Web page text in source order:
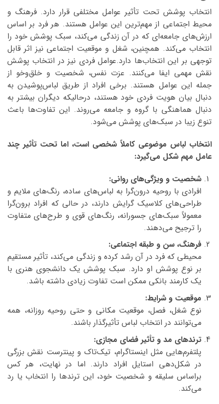
انتخاب پوشش تحت تأثیر عوامل مختلفی قرار دارد. فرهنگ و
محیط اجتماعی از مهم‌ترین این عوامل هستند. هر فرد بر اساس
ارزش‌های جامعه‌ای که در آن زندگی می‌کند، سبک پوشش خود را
انتخاب می‌کند. همچنین، شغل و موقعیت اجتماعی نیز اثر قابل
توجهی بر این انتخاب‌ها دارد.عوامل فردی نیز در انتخاب پوشش
نقش مهمی ایفا می‌کنند. عزت نفس، شخصیت و خلق‌و‌خو از
جمله این عوامل هستند. برخی افراد از طریق لباس‌پوشیدن به
دنبال بیان هویت فردی خود هستند، درحالیکه دیگران بیشتر به
دنبال هماهنگی با گروه و جامعه می‌روند. این تفاوت‌ها باعث
تنوع زیبا در سبک‌های پوشش می‌شود.
انتخاب لباس موضوعی کاملاً شخصی است، اما تحت تأثیر چند
عامل مهم شکل می‌گیرد:
شخصیت و ویژگی‌های روانی:
افرادی با روحیه درون‌گرا به لباس‌های ساده، رنگ‌های ملایم و
طراحی‌های کلاسیک گرایش دارند، در حالی که افراد برون‌گرا
معمولاً سبک‌های جسورانه، رنگ‌های قوی و طرح‌های متفاوت
را ترجیح می‌دهند.
فرهنگ، سن و طبقه اجتماعی:
محیطی که فرد در آن رشد کرده و زندگی می‌کند، تأثیر مستقیم
بر نوع پوشش او دارد. سبک پوشش یک دانشجوی هنری با
یک کارمند بانکی ممکن است تفاوت زیادی داشته باشد.
موقعیت و شرایط:
نوع شغل، فصل، موقعیت مکانی و حتی روحیه روزانه، همه
می‌توانند در انتخاب لباس تأثیرگذار باشند.
ترندهای مد و تأثیر فضای مجازی:
پلتفرم‌هایی مثل اینستاگرام، تیک‌تاک و پینترست نقش بزرگی
در شکل‌دهی استایل افراد دارند. اما در نهایت، هر کس
براساس سلیقه و شخصیت خود، این ترندها را انتخاب یا رد
می‌کند.